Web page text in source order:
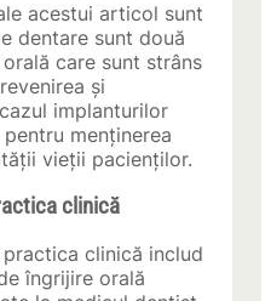
acestui articol sunt
dentare sunt două
care sunt strâns
și
implanturilor
menținerea
vieții pacienților.
clinică
clinică includ
îngrijire orală